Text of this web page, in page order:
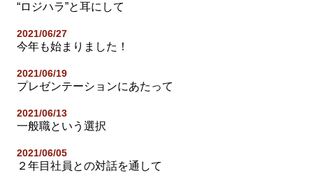
“ロジハラ”と耳にして
2021/06/27
今年も始まりました！
2021/06/19
プレゼンテーションにあたって
2021/06/13
一般職という選択
2021/06/05
２年目社員との対話を通して